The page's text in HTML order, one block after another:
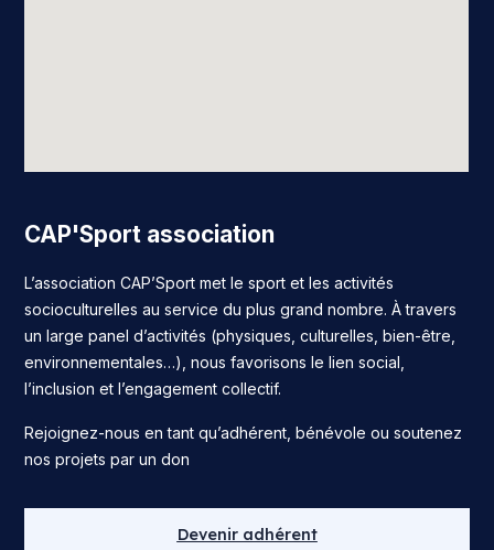
CAP'Sport association
L’association CAP’Sport met le sport et les activités
socioculturelles au service du plus grand nombre. À travers
un large panel d’activités (physiques, culturelles, bien-être,
environnementales…), nous favorisons le lien social,
l’inclusion et l’engagement collectif.
Rejoignez-nous en tant qu’adhérent, bénévole ou soutenez
nos projets par un don
Devenir adhérent